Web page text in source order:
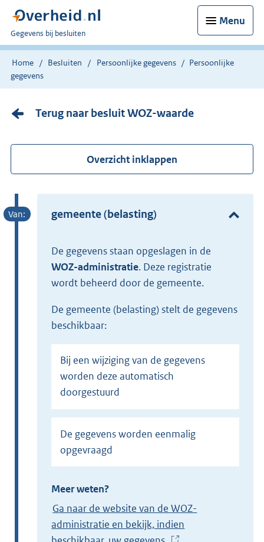
Menu
U
bent
nu
Gegevens bij besluiten
Home Besluiten Persoonlijke gegevens
Persoonlijke
gegevens
Terug naar besluit WOZ-waarde
Overzicht inklappen
gemeente (belasting)
De gegevens staan opgeslagen in de
WOZ-administratie. Deze registratie
wordt beheerd door de gemeente.
de gemeente (belasting) stelt de gegevens
beschikbaar:
Bij een wijziging van de gegevens
worden deze automatisch
doorgestuurd
De gegevens worden eenmalig
opgevraagd
Meer weten?
Ga naar de website van de WOZ-
administratie en bekijk, indien